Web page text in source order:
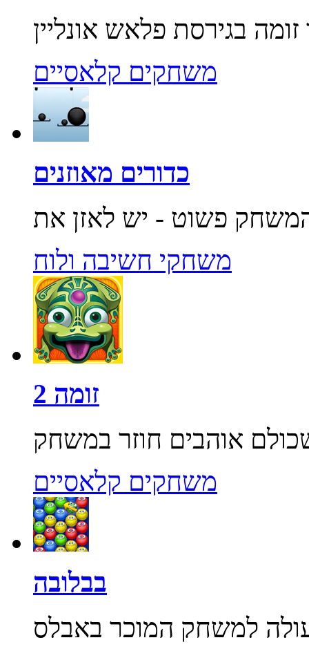
משחקים קלאסיים
כדורים מאוזנים
משחקי חשיבה ולוח
זומה 2
משחקים קלאסיים
בבלובה